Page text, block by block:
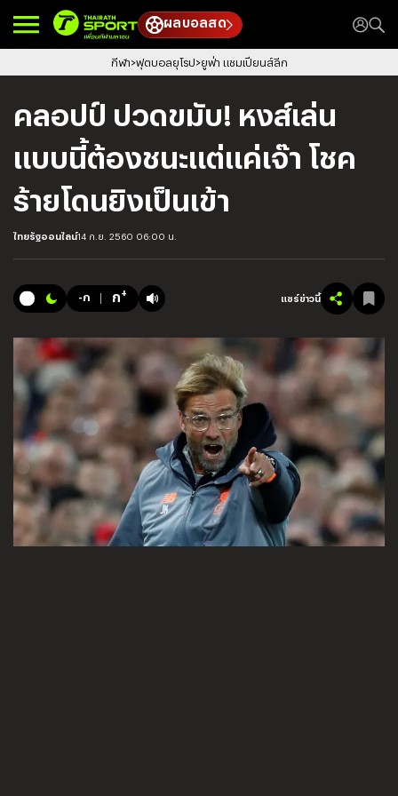
ผลบอลสด
กีฬา ฟุตบอลยุโรป ยูฟ่า แชมเปียนส์ลีก
คลอปป์ ปวดขมับ! หงส์เล่น
แบบนี้ต้องชนะแต่แค่เจ๊า โชค
ร้ายโดนยิงเป็นเข้า
ไทยรัฐออนไลน์14 ก.ย. 2560 06:00 น.
-ก ก+ แชร์ข่าวนี้